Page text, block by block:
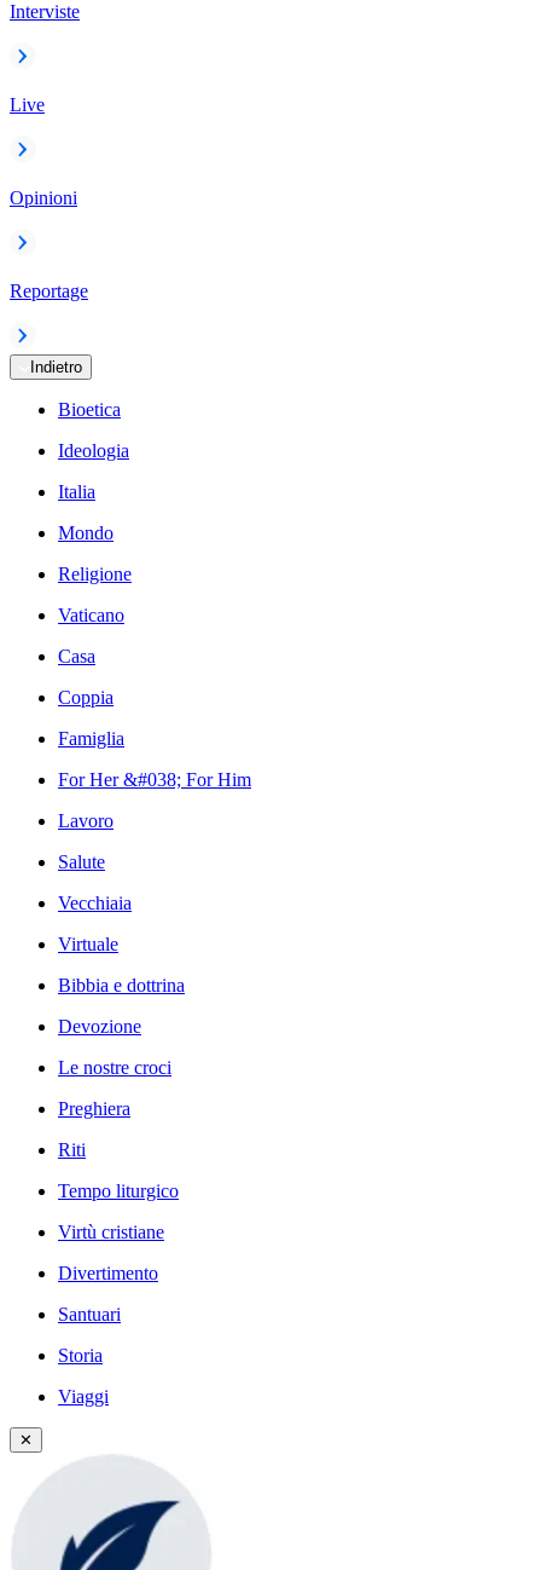
Interviste
Live
Opinioni
Reportage
Indietro
Bioetica
Ideologia
Italia
Mondo
Religione
Vaticano
Casa
Coppia
Famiglia
For Her &#038; For Him
Lavoro
Salute
Vecchiaia
Virtuale
Bibbia e dottrina
Devozione
Le nostre croci
Preghiera
Riti
Tempo liturgico
Virtù cristiane
Divertimento
Santuari
Storia
Viaggi
✕